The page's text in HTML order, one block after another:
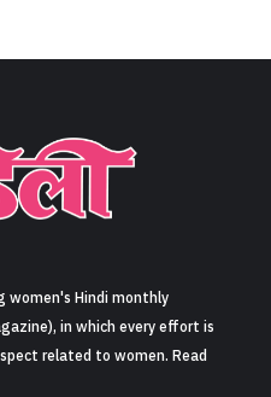
women's Hindi monthly
in which every effort is
related to women. Read